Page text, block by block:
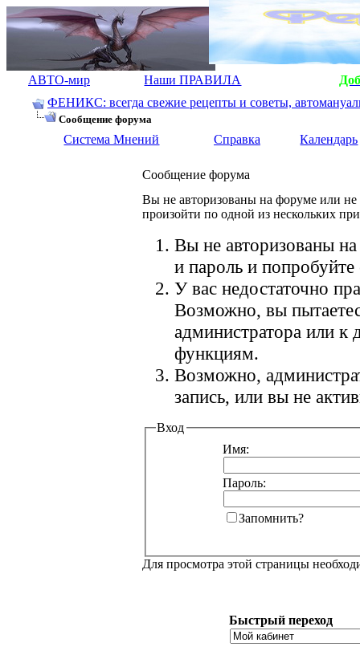
АВТО-мир Наши ПРАВИЛА
ФЕНИКС: всегда свежие рецепты и советы,
Сообщение форума
Система Мнений Справка Календарь
Сообщение форума
Вы не авторизованы на форуме или не
произойти по одной из нескольких
Вы не авторизованы
и пароль и
У вас недостаточно
Возможно, вы
администратора или
функциям.
Возможно,
запись, или вы не
Вход
Имя:
Пароль:
Запомнить?
Для просмотра этой страницы
Быстрый переход